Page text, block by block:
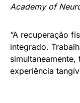
Academy of
“A recuperação
integrado.
experiência